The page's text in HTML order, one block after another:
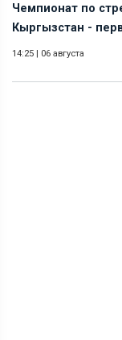
Чемпионат по
Кыргызстан -
14:25 | 06 августа